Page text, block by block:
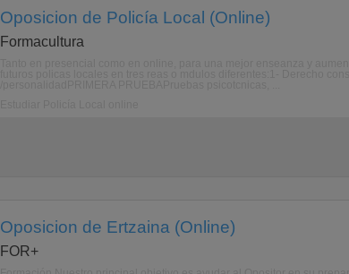
Oposicion de Policía Local (Online)
Formacultura
Oposicion de Ertzaina (Online)
FOR+